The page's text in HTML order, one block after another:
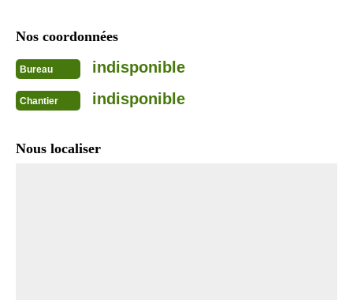
Nos coordonnées
Bureau indisponible
Chantier indisponible
Nous localiser